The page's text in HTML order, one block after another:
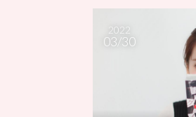
2022
03/30